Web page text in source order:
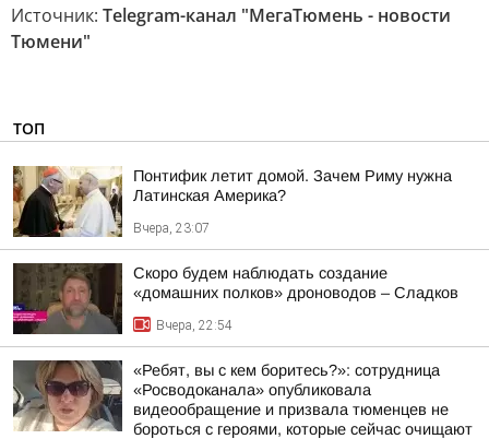
Источник: Telegram-канал "МегаТюмень - новости
Тюмени"
ТОП
Понтифик летит домой. Зачем Риму нужна
Латинская Америка?
Вчера, 23:07
Скоро будем наблюдать создание
«домашних полков» дроноводов – Сладков
Вчера, 22:54
«Ребят, вы с кем боритесь?»: сотрудница
«Росводоканала» опубликовала
видеообращение и призвала тюменцев не
бороться с героями, которые сейчас очищают